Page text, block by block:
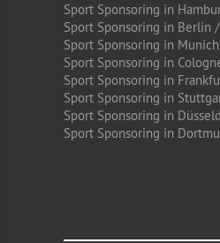
Sport Sponsoring in
Sport Sponsoring in Berlin /
Sport Sponsoring in Munich
Sport Sponsoring in
Sport Sponsoring in
Sport Sponsoring in
Sport Sponsoring in
Sport Sponsoring in